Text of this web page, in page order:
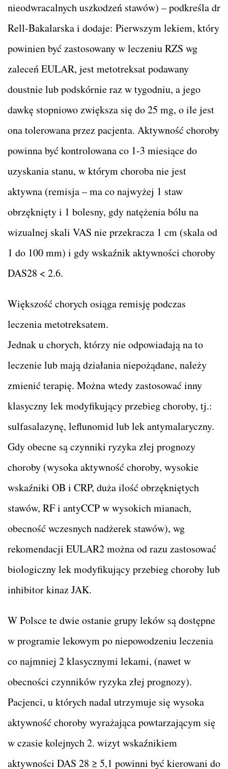
nieodwracalnych uszkodzeń stawów) – podkreśla dr
Rell-Bakalarska i dodaje: Pierwszym lekiem, który
powinien być zastosowany w leczeniu RZS wg
zaleceń EULAR, jest metotreksat podawany
doustnie lub podskórnie raz w tygodniu, a jego
dawkę stopniowo zwiększa się do 25 mg, o ile jest
ona tolerowana przez pacjenta. Aktywność choroby
powinna być kontrolowana co 1-3 miesiące do
uzyskania stanu, w którym choroba nie jest
aktywna (remisja – ma co najwyżej 1 staw
obrzęknięty i 1 bolesny, gdy natężenia bólu na
wizualnej skali VAS nie przekracza 1 cm (skala od
1 do 100 mm) i gdy wskaźnik aktywności choroby
DAS28 < 2.6.
Większość chorych osiąga remisję podczas
leczenia metotreksatem.
Jednak u chorych, którzy nie odpowiadają na to
leczenie lub mają działania niepożądane, należy
zmienić terapię. Można wtedy zastosować inny
klasyczny lek modyfikujący przebieg choroby, tj.:
sulfasalazynę, leflunomid lub lek antymalaryczny.
Gdy obecne są czynniki ryzyka złej prognozy
choroby (wysoka aktywność choroby, wysokie
wskaźniki OB i CRP, duża ilość obrzękniętych
stawów, RF i antyCCP w wysokich mianach,
obecność wczesnych nadżerek stawów), wg
rekomendacji EULAR2 można od razu zastosować
biologiczny lek modyfikujący przebieg choroby lub
inhibitor kinaz JAK.
W Polsce te dwie ostanie grupy leków są dostępne
w programie lekowym po niepowodzeniu leczenia
co najmniej 2 klasycznymi lekami, (nawet w
obecności czynników ryzyka złej prognozy).
Pacjenci, u których nadal utrzymuje się wysoka
aktywność choroby wyrażająca powtarzającym się
w czasie kolejnych 2. wizyt wskaźnikiem
aktywności DAS 28 ≥ 5,1 powinni być kierowani do